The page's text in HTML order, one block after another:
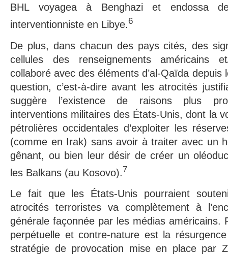
BHL voyagea à Benghazi et endossa
interventionniste en Libye.6
De plus, dans chacun des pays cités, des
cellules des renseignements américains
collaboré avec des éléments d’al-Qaïda depuis
question, c’est-à-dire avant les atrocités
suggère l’existence de raisons plus
interventions militaires des États-Unis, dont la
pétrolières occidentales d’exploiter les
(comme en Irak) sans avoir à traiter avec un
gênant, ou bien leur désir de créer un
les Balkans (au Kosovo).7
Le fait que les États-Unis pourraient
atrocités terroristes va complètement à
générale façonnée par les médias américains.
perpétuelle et contre-nature est la
stratégie de provocation mise en place par